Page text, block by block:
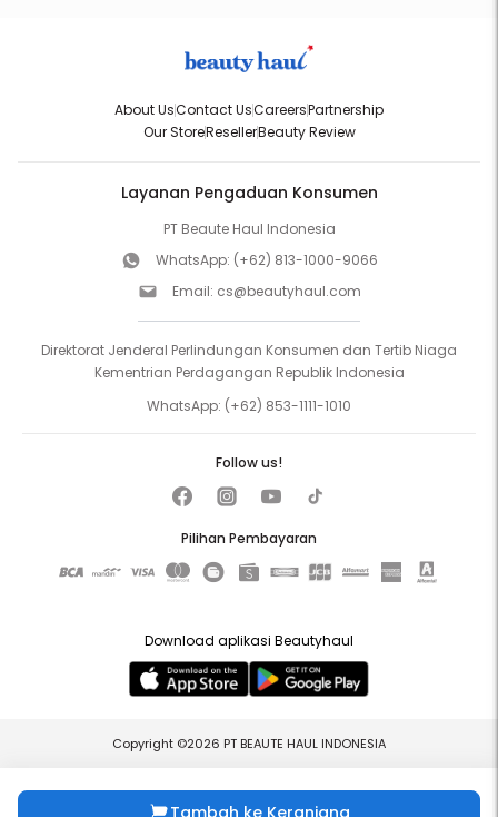
Tambah ke Keranjang
About UsContact UsCareersPartnership
Our StoreResellerBeauty Review
Layanan Pengaduan Konsumen
PT Beaute Haul Indonesia
WhatsApp: (+62) 813-1000-9066
Email: cs@beautyhaul.com
Direktorat Jenderal Perlindungan Konsumen dan Tertib Niaga
Kementrian Perdagangan Republik Indonesia
WhatsApp: (+62) 853-1111-1010
Pilihan Pembayaran
Follow us!
Download aplikasi Beautyhaul
Copyright ©2026 PT BEAUTE HAUL INDONESIA